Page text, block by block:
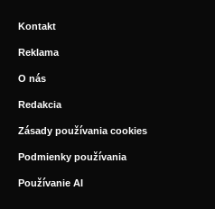
Kontakt
Reklama
O nás
Redakcia
Zásady používania cookies
Podmienky používania
Používanie AI